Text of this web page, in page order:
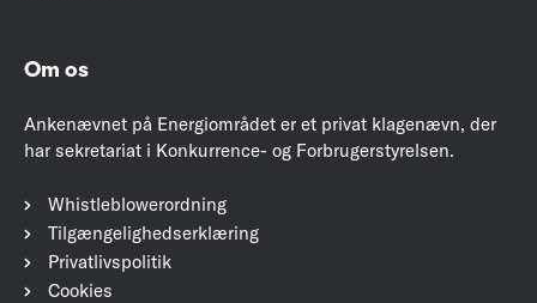
Om os
Ankenævnet på Energiområdet er et privat klagenævn, der
har sekretariat i Konkurrence- og Forbrugerstyrelsen.
Whistleblowerordning
Tilgængelighedserklæring
Privatlivspolitik
Cookies